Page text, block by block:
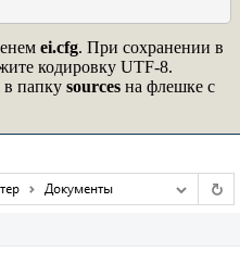
ei.cfg. При сохранении в
кодировку UTF-8.
в папку sources на флешке с